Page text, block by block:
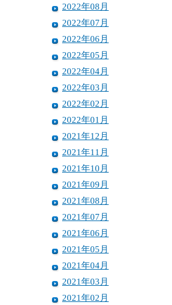
2022年08月
2022年07月
2022年06月
2022年05月
2022年04月
2022年03月
2022年02月
2022年01月
2021年12月
2021年11月
2021年10月
2021年09月
2021年08月
2021年07月
2021年06月
2021年05月
2021年04月
2021年03月
2021年02月